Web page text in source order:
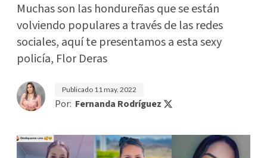
Muchas son las hondureñas que se están
volviendo populares a través de las redes
sociales, aquí te presentamos a esta sexy
policía, Flor Deras
Publicado 11 may. 2022
Por: Fernanda Rodríguez